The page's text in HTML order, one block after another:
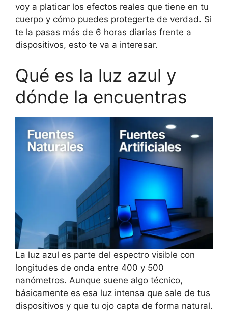
voy a platicar los efectos reales que tiene en tu
cuerpo y cómo puedes protegerte de verdad. Si
te la pasas más de 6 horas diarias frente a
dispositivos, esto te va a interesar.
Qué es la luz azul y
dónde la encuentras
La luz azul es parte del espectro visible con
longitudes de onda entre 400 y 500
nanómetros. Aunque suene algo técnico,
básicamente es esa luz intensa que sale de tus
dispositivos y que tu ojo capta de forma natural.